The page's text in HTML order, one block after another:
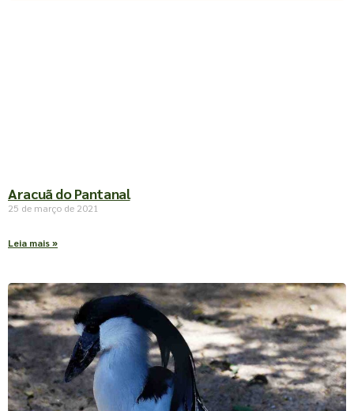
Aracuã do Pantanal
25 de março de 2021
Leia mais »